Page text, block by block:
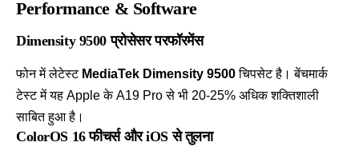
Performance & Software
Dimensity 9500 प्रोसेसर परफॉरमेंस
फोन में लेटेस्ट MediaTek Dimensity 9500चिपसेट है। बेंचमार्क
टेस्ट में यह Apple केA19 Proसे भी 20-25% अधिक शक्तिशाली
साबित हुआ है।
ColorOS 16 फीचर्स और iOS से तुलना